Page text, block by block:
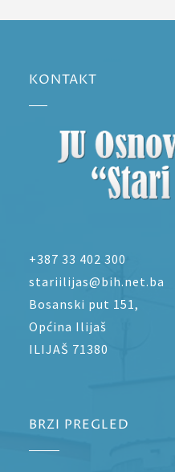
KONTAKT
+387 33 402 300
stariilijas@bih.net.ba
Bosanski put 151,
Općina Ilijaš
ILIJAŠ 71380
BRZI PREGLED